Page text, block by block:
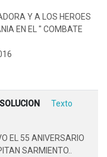
Y A LOS HEROES
EN EL " COMBATE
Texto
EL 55 ANIVERSARIO
SARMIENTO..